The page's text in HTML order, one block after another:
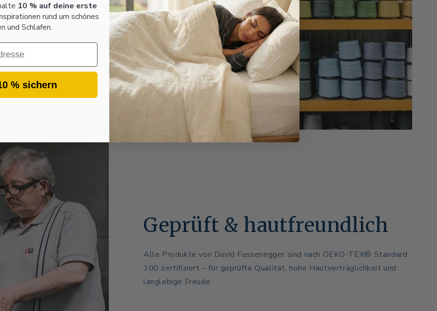
aus
und
Geprüft & hautfreundlich
Alle Produkte von David Fussenegger sind nach OEKO-TEX® Standard
100 zertifiziert – für geprüfte Qualität, hohe Hautverträglichkeit und
langlebige Freude.
10 % auf deine erste
rund um schönes
und Schlafen.
% sichern